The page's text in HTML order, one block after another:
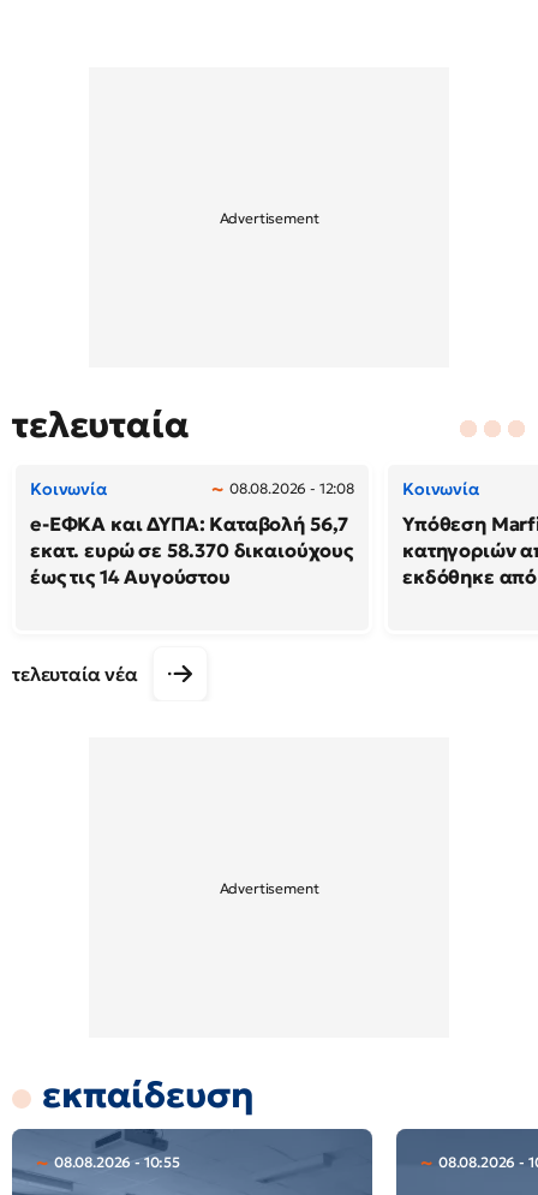
τελευταία
Κοινωνία 08.08.2026 - 12:08
e-ΕΦΚΑ και ΔΥΠΑ: Καταβολή 56,7
εκατ. ευρώ σε 58.370 δικαιούχους
έως τις 14 Αυγούστου
Κοινωνία
Υπόθεση
κατηγοριών
εκδόθηκε από
τελευταία νέα
εκπαίδευση
08.08.2026 - 10:55 08.08.2026 -